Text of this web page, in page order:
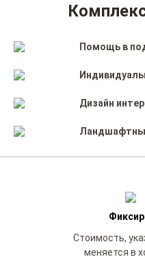
Помощь в
Дизайн
Стоимость,
меняется в